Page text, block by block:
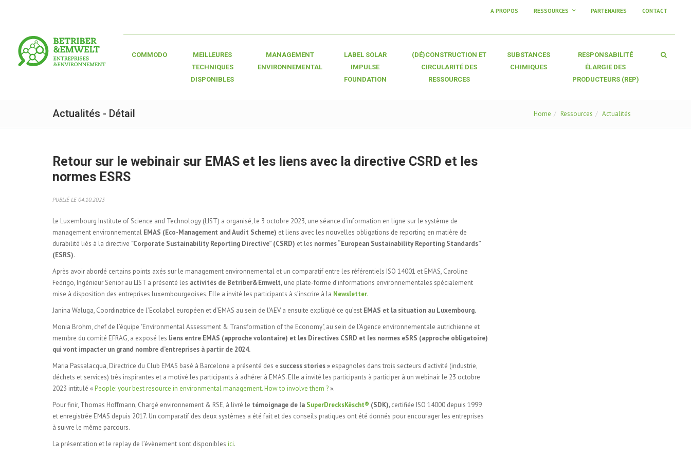
A PROPOS RESSOURCES PARTENAIRES CONTACT
COMMODO
MEILLEURES
TECHNIQUES
DISPONIBLES
MANAGEMENT
ENVIRONNEMENTAL
LABEL SOLAR
IMPULSE
FOUNDATION
(DÉ)CONSTRUCTION ET
CIRCULARITÉ DES
RESSOURCES
SUBSTANCES
CHIMIQUES
RESPONSABILITÉ
ÉLARGIE DES
PRODUCTEURS (REP)
Actualités - Détail Home Ressources Actualités
Retour sur le webinair sur EMAS et les liens avec la directive CSRD et les
normes ESRS
PUBLIÉ LE 04.10.2023
Le Luxembourg Institute of Science and Technology (LIST) a organisé, le 3 octobre 2023, une séance d’information en ligne sur le système de
management environnemental EMAS (Eco-Management and Audit Scheme) et liens avec les nouvelles obligations de reporting en matière de
durabilité liés à la directive "Corporate Sustainability Reporting Directive” (CSRD) et les normes “European Sustainability Reporting Standards”
(ESRS).
Après avoir abordé certains points axés sur le management environnemental et un comparatif entre les référentiels ISO 14001 et EMAS, Caroline
Fedrigo, Ingénieur Senior au LIST a présenté les activités de Betriber&Emwelt, une plate-forme d’informations environnementales spécialement
mise à disposition des entreprises luxembourgeoises. Elle a invité les participants à s’inscrire à la Newsletter.
Janina Waluga, Coordinatrice de l’Ecolabel européen et d’EMAS au sein de l’AEV a ensuite expliqué ce qu’est EMAS et la situation au Luxembourg.
Monia Brohm, chef de l’équipe "Environmental Assessment & Transformation of the Economy", au sein de l’Agence environnementale autrichienne et
membre du comité EFRAG, a exposé les liens entre EMAS (approche volontaire) et les Directives CSRD et les normes eSRS (approche obligatoire)
qui vont impacter un grand nombre d’entreprises à partir de 2024.
Maria Passalacqua, Directrice du Club EMAS basé à Barcelone a présenté des « success stories » espagnoles dans trois secteurs d’activité (industrie,
déchets et services) très inspirantes et a motivé les participants à adhérer à EMAS. Elle a invité les participants à participer à un webinair le 23 octobre
2023 intitulé «People: your best resource in environmental management. How to involve them ?».
Pour finir, Thomas Hoffmann, Chargé environnement & RSE, à livré le témoignage de la SuperDrecksKëscht® (SDK),certifiée ISO 14000 depuis 1999
et enregistrée EMAS depuis 2017. Un comparatif des deux systèmes a été fait et des conseils pratiques ont été donnés pour encourager les entreprises
à suivre le même parcours.
La présentation et le replay de l’évènement sont disponibles ici.